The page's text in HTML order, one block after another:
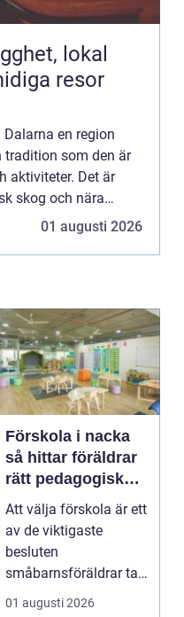
resor
Dalarna en region
tradition som den är
aktiviteter. Det är
skog och nära
01 augusti 2026
Förskola i nacka
så hittar föräldrar
rätt pedagogisk
trygghet
Att välja förskola är ett
av de viktigaste
besluten
småbarnsföräldrar tar.
Omsorg, trygghet,
01 augusti 2026